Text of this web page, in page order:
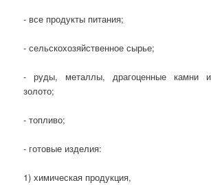
- все продукты питания;
- сельскохозяйственное сырье;
- руды, металлы, драгоценные камни
золото;
- топливо;
- готовые изделия:
1) химическая продукция,